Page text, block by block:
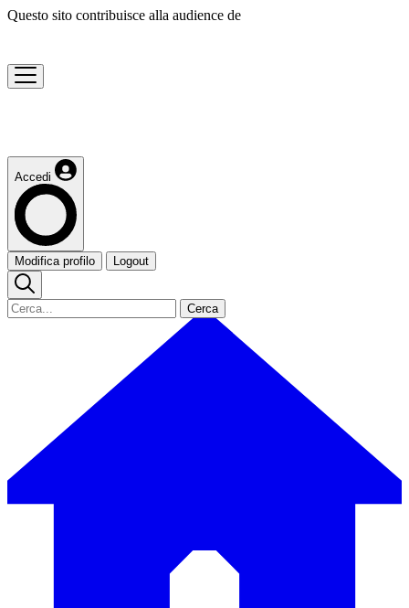
Questo sito contribuisce alla audience de
Accedi
Modifica profilo Logout
Cerca